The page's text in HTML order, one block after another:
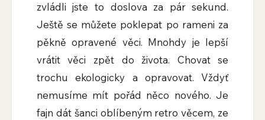
zvládli jste to doslova za pár sekund.
Ještě se můžete poklepat po rameni za
pěkně opravené věci. Mnohdy je lepší
vrátit věci zpět do života. Chovat se
trochu ekologicky a opravovat. Vždyť
nemusíme mít pořád něco nového. Je
fajn dát šanci oblíbeným retro věcem, ze